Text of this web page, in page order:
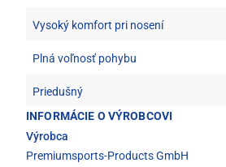
Vysoký komfort pri nosení
Plná voľnosť pohybu
Priedušný
INFORMÁCIE O VÝROBCOVI
Výrobca
Premiumsports-Products GmbH